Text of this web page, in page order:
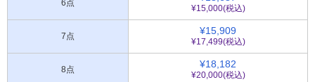
6点
¥15,000(税込)
7点 ¥15,909
¥17,499(税込)
8点 ¥18,182
¥20,000(税込)